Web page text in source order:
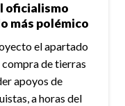
oficialismo
más polémico
el apartado
de tierras
apoyos de
a horas del